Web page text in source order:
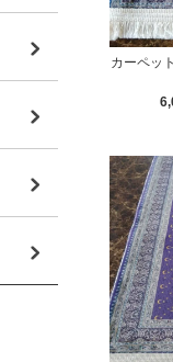
カーペッ